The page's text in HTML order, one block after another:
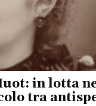
in lotta
tra